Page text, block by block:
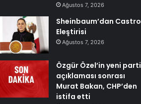
Ağustos 7, 2026
Sheinbaum’dan Castro
Eleştirisi
Ağustos 7, 2026
Özgür Özel’in yeni parti
açıklaması sonrası
Murat Bakan, CHP’den
istifa etti